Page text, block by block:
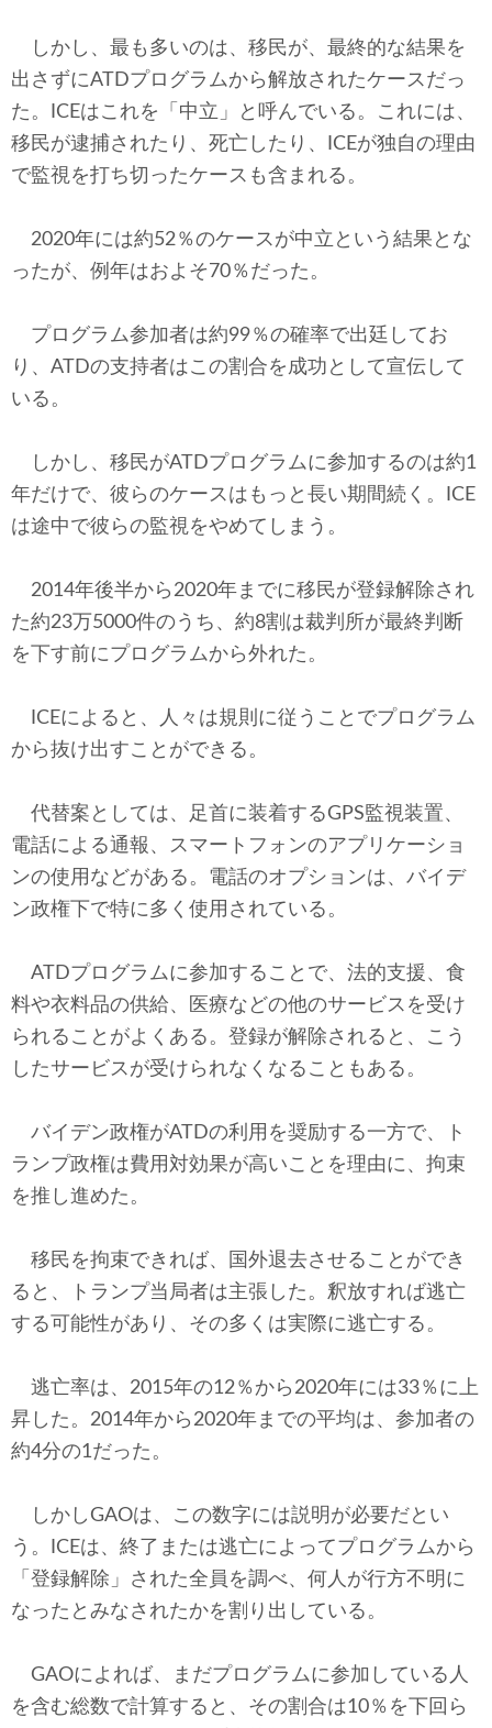
しかし、最も多いのは、移民が、最終的な結果を
出さずにATDプログラムから解放されたケースだっ
た。ICEはこれを「中立」と呼んでいる。これには、
移民が逮捕されたり、死亡したり、ICEが独自の理由
で監視を打ち切ったケースも含まれる。
2020年には約52％のケースが中立という結果とな
ったが、例年はおよそ70％だった。
プログラム参加者は約99％の確率で出廷してお
り、ATDの支持者はこの割合を成功として宣伝して
いる。
しかし、移民がATDプログラムに参加するのは約1
年だけで、彼らのケースはもっと長い期間続く。ICE
は途中で彼らの監視をやめてしまう。
2014年後半から2020年までに移民が登録解除され
た約23万5000件のうち、約8割は裁判所が最終判断
を下す前にプログラムから外れた。
ICEによると、人々は規則に従うことでプログラム
から抜け出すことができる。
代替案としては、足首に装着するGPS監視装置、
電話による通報、スマートフォンのアプリケーショ
ンの使用などがある。電話のオプションは、バイデ
ン政権下で特に多く使用されている。
ATDプログラムに参加することで、法的支援、食
料や衣料品の供給、医療などの他のサービスを受け
られることがよくある。登録が解除されると、こう
したサービスが受けられなくなることもある。
バイデン政権がATDの利用を奨励する一方で、ト
ランプ政権は費用対効果が高いことを理由に、拘束
を推し進めた。
移民を拘束できれば、国外退去させることができ
ると、トランプ当局者は主張した。釈放すれば逃亡
する可能性があり、その多くは実際に逃亡する。
逃亡率は、2015年の12％から2020年には33％に上
昇した。2014年から2020年までの平均は、参加者の
約4分の1だった。
しかしGAOは、この数字には説明が必要だとい
う。ICEは、終了または逃亡によってプログラムから
「登録解除」された全員を調べ、何人が行方不明に
なったとみなされたかを割り出している。
GAOによれば、まだプログラムに参加している人
を含む総数で計算すると、その割合は10％を下回ら